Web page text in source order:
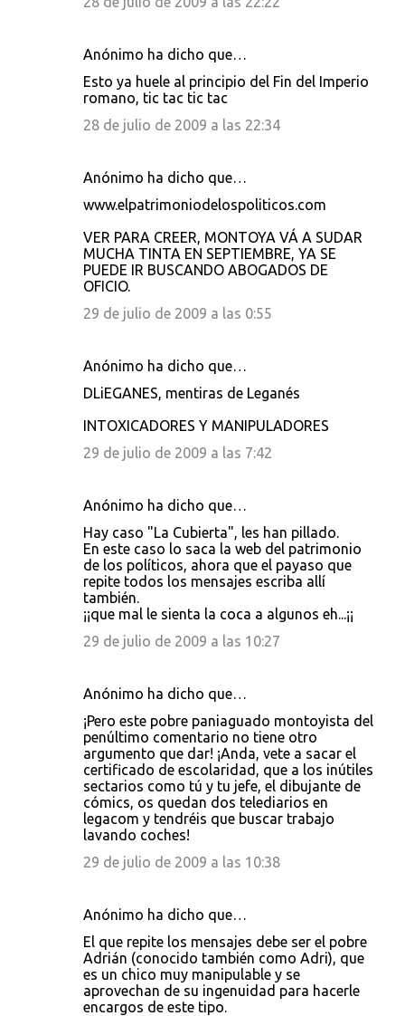
Anónimo ha dicho que…
Esto ya huele al principio del Fin del Imperio
romano, tic tac tic tac
28 de julio de 2009 a las 22:34
Anónimo ha dicho que…
www.elpatrimoniodelospoliticos.com
VER PARA CREER, MONTOYA VÁ A SUDAR
MUCHA TINTA EN SEPTIEMBRE, YA SE
PUEDE IR BUSCANDO ABOGADOS DE
OFICIO.
29 de julio de 2009 a las 0:55
Anónimo ha dicho que…
DLiEGANES, mentiras de Leganés
INTOXICADORES Y MANIPULADORES
29 de julio de 2009 a las 7:42
Anónimo ha dicho que…
Hay caso "La Cubierta", les han pillado.
En este caso lo saca la web del patrimonio
de los políticos, ahora que el payaso que
repite todos los mensajes escriba allí
también.
¡¡que mal le sienta la coca a algunos eh...¡¡
29 de julio de 2009 a las 10:27
Anónimo ha dicho que…
¡Pero este pobre paniaguado montoyista del
penúltimo comentario no tiene otro
argumento que dar! ¡Anda, vete a sacar el
certificado de escolaridad, que a los inútiles
sectarios como tú y tu jefe, el dibujante de
cómics, os quedan dos telediarios en
legacom y tendréis que buscar trabajo
lavando coches!
29 de julio de 2009 a las 10:38
Anónimo ha dicho que…
El que repite los mensajes debe ser el pobre
Adrián (conocido también como Adri), que
es un chico muy manipulable y se
aprovechan de su ingenuidad para hacerle
encargos de este tipo.